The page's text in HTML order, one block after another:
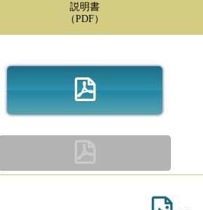
説明書
（PDF）